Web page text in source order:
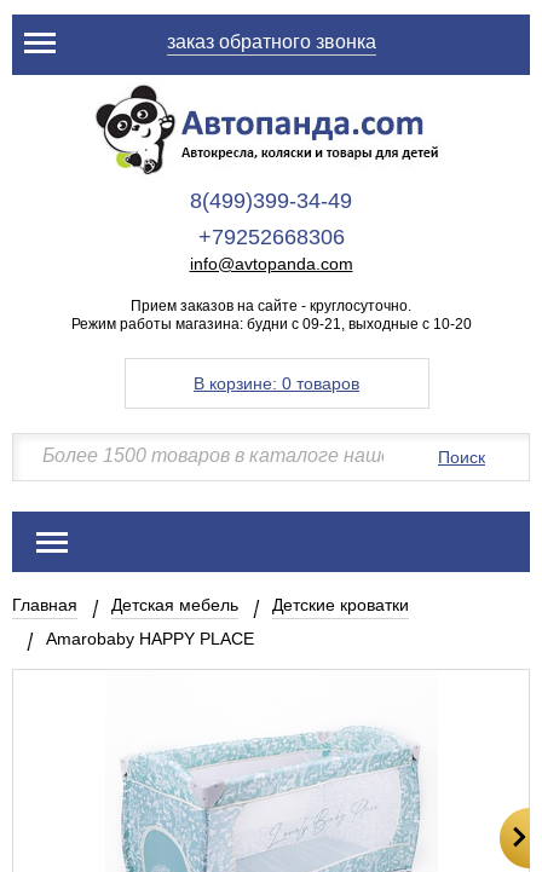
заказ обратного звонка
8(499)399-34-49
+79252668306
info@avtopanda.com
Прием заказов на сайте - круглосуточно.
Режим работы магазина: будни с 09-21, выходные с 10-20
В корзине: 0 товаров
Поиск
Главная Детская мебель
Детские кроватки
Amarobaby HAPPY PLACE